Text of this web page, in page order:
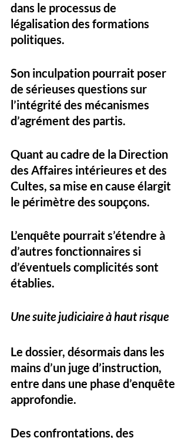
dans le processus de
légalisation des formations
politiques.
Son inculpation pourrait poser
de sérieuses questions sur
l’intégrité des mécanismes
d’agrément des partis.
Quant au cadre de la Direction
des Affaires intérieures et des
Cultes, sa mise en cause élargit
le périmètre des soupçons.
L’enquête pourrait s’étendre à
d’autres fonctionnaires si
d’éventuels complicités sont
établies.
Une suite judiciaire à haut risque
Le dossier, désormais dans les
mains d’un juge d’instruction,
entre dans une phase d’enquête
approfondie.
Des confrontations, des